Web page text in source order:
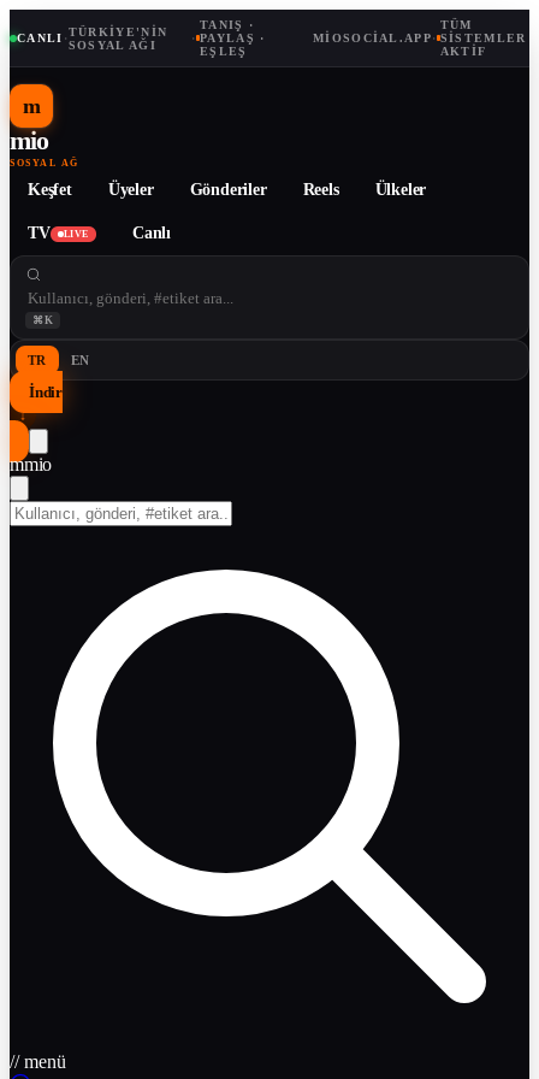
CANLI ·TÜRKIYE'NIN
SOSYAL AĞI
·
TANIŞ ·
PAYLAŞ ·
EŞLEŞ
MIOSOCIAL.APP·
TÜM
SISTEMLER
AKTIF
m
mio
SOSYAL AĞ
Keşfet Üyeler Gönderiler Reels Ülkeler
TV LIVE Canlı
⌘K
TR EN
İndir
↓
mmio
// menü